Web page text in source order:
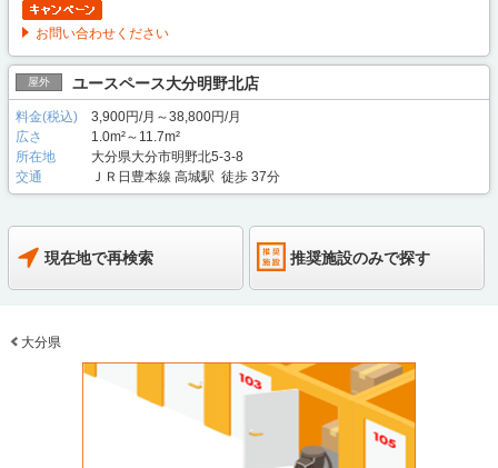
お問い合わせください
屋外 ユースペース大分明野北店
料金(税込)
3,900円/月～38,800円/月
広さ
1.0m²～11.7m²
所在地
大分県大分市明野北5-3-8
交通
ＪＲ日豊本線 高城駅 徒歩 37分
現在地で再検索 推奨施設のみで探す
大分県